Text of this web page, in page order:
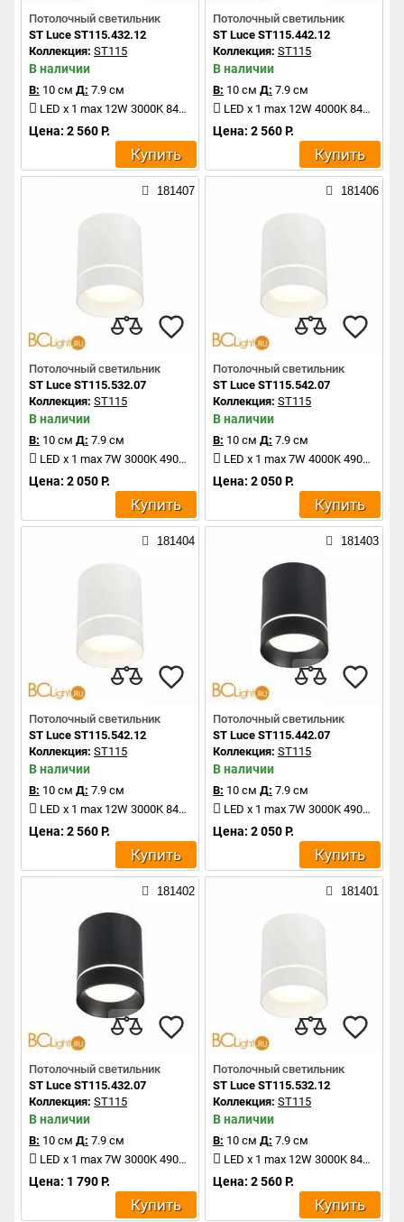
Потолочный светильник
ST Luce ST115.432.12
Коллекция: ST115
В наличии
В: 10 см Д: 7.9 см
LED x 1 max 12W 3000K 840Lm
Цена: 2 560 Р.
Купить
Потолочный светильник
ST Luce ST115.442.12
Коллекция: ST115
В наличии
В: 10 см Д: 7.9 см
LED x 1 max 12W 4000K 840Lm
Цена: 2 560 Р.
Купить
181407
Потолочный светильник
ST Luce ST115.532.07
Коллекция: ST115
В наличии
В: 10 см Д: 7.9 см
LED x 1 max 7W 3000K 490Lm
Цена: 2 050 Р.
Купить
181406
Потолочный светильник
ST Luce ST115.542.07
Коллекция: ST115
В наличии
В: 10 см Д: 7.9 см
LED x 1 max 7W 4000K 490Lm
Цена: 2 050 Р.
Купить
181404
Потолочный светильник
ST Luce ST115.542.12
Коллекция: ST115
В наличии
В: 10 см Д: 7.9 см
LED x 1 max 12W 3000K 840Lm
Цена: 2 560 Р.
Купить
181403
Потолочный светильник
ST Luce ST115.442.07
Коллекция: ST115
В наличии
В: 10 см Д: 7.9 см
LED x 1 max 7W 3000K 490Lm
Цена: 2 050 Р.
Купить
181402
Потолочный светильник
ST Luce ST115.432.07
Коллекция: ST115
В наличии
В: 10 см Д: 7.9 см
LED x 1 max 7W 3000K 490Lm
Цена: 1 790 Р.
Купить
181401
Потолочный светильник
ST Luce ST115.532.12
Коллекция: ST115
В наличии
В: 10 см Д: 7.9 см
LED x 1 max 12W 3000K 840Lm
Цена: 2 560 Р.
Купить